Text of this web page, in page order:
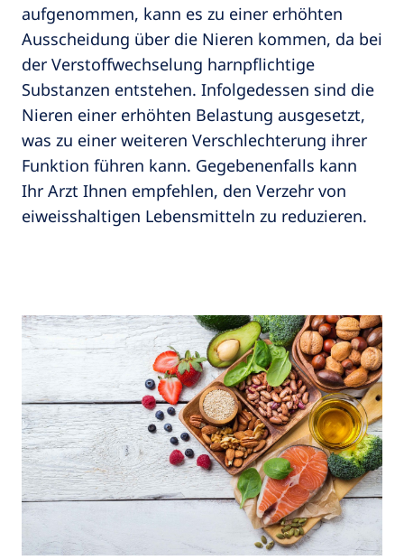
aufgenommen, kann es zu einer erhöhten
Ausscheidung über die Nieren kommen, da bei
der Verstoffwechselung harnpflichtige
Substanzen entstehen. Infolgedessen sind die
Nieren einer erhöhten Belastung ausgesetzt,
was zu einer weiteren Verschlechterung ihrer
Funktion führen kann. Gegebenenfalls kann
Ihr Arzt Ihnen empfehlen, den Verzehr von
eiweisshaltigen Lebensmitteln zu reduzieren.